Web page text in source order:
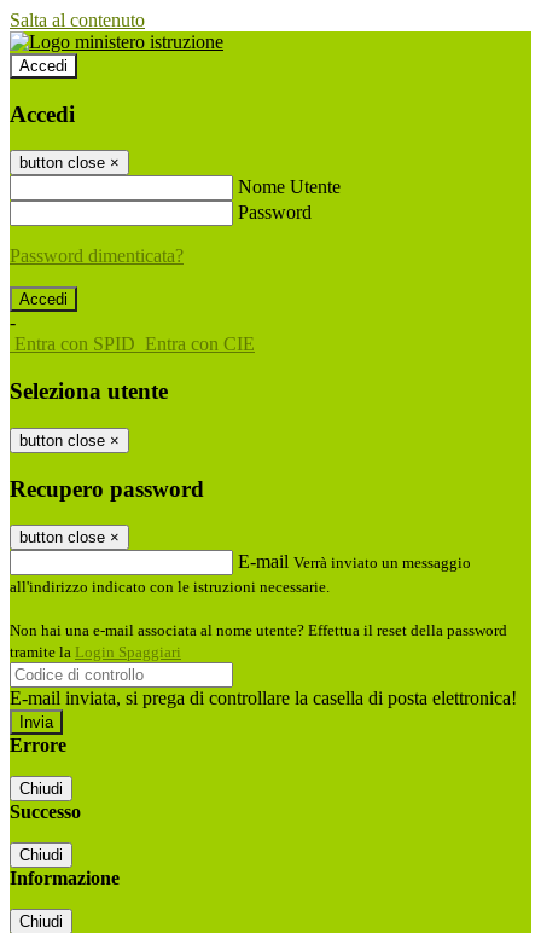
Salta al contenuto
Accedi
Accedi
button close ×
Nome Utente
Password
Password dimenticata?
-
Entra con SPID Entra con CIE
Seleziona utente
button close ×
Recupero password
button close ×
E-mail Verrà inviato un messaggio
all'indirizzo indicato con le istruzioni necessarie.
Non hai una e-mail associata al nome utente? Effettua il reset della password
tramite la Login Spaggiari
E-mail inviata, si prega di controllare la casella di posta elettronica!
Errore
Chiudi
Successo
Chiudi
Informazione
Chiudi